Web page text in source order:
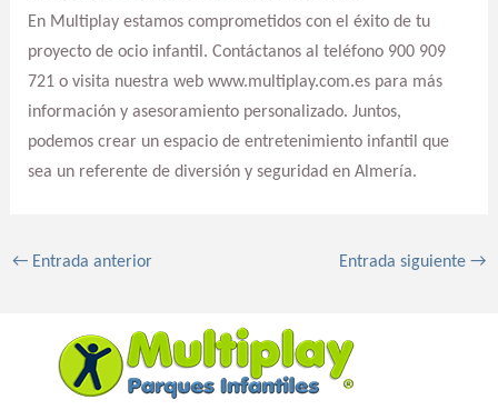
En Multiplay estamos comprometidos con el éxito de tu
proyecto de ocio infantil. Contáctanos al teléfono 900 909
721 o visita nuestra web www.multiplay.com.es para más
información y asesoramiento personalizado. Juntos,
podemos crear un espacio de entretenimiento infantil que
sea un referente de diversión y seguridad en Almería.
←Entrada anterior Entrada siguiente→